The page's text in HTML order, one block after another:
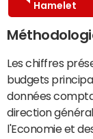
Hamelet
Les chiffres
budgets
données
direction
l'Economie et